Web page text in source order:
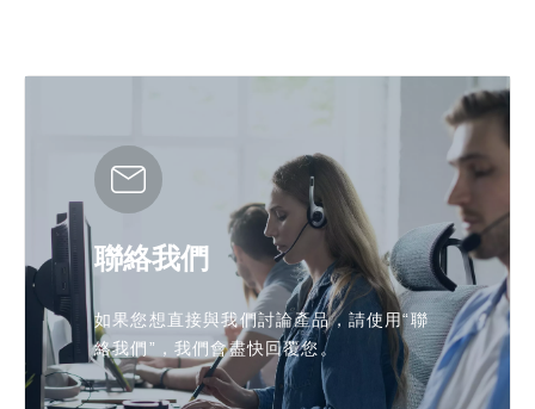
聯絡我們
如果您想直接與我們討論產品，請使用“聯
絡我們”，我們會盡快回覆您。